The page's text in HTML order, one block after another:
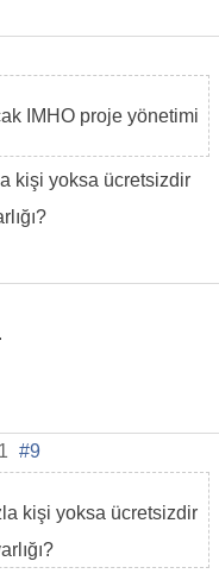
IMHO proje yönetimi
kişi yoksa ücretsizdir
#9
kişi yoksa ücretsizdir